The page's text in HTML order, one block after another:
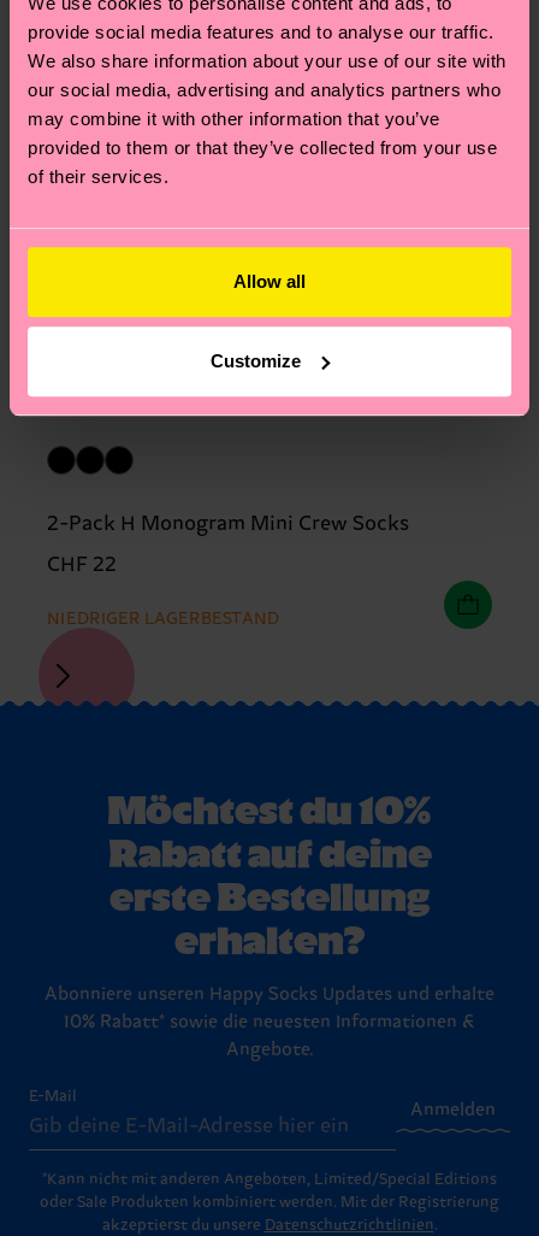
provide social media features and to analyse our traffic.
We also share information about your use of our site with
our social media, advertising and analytics partners who
may combine it with other information that you’ve
provided to them or that they’ve collected from your use
of their services.
Allow all
Customize
2-Pack H Monogram Mini Crew Socks
CHF 22
NIEDRIGER LAGERBESTAND
Möchtest du 10%
Rabatt auf deine
erste Bestellung
erhalten?
Abonniere unseren Happy Socks Updates und erhalte
10% Rabatt* sowie die neuesten Informationen &
Angebote.
E-Mail
Anmelden
*Kann nicht mit anderen Angeboten, Limited/Special Editions
oder Sale Produkten kombiniert werden. Mit der Registrierung
akzeptierst du unsere Datenschutzrichtlinien.